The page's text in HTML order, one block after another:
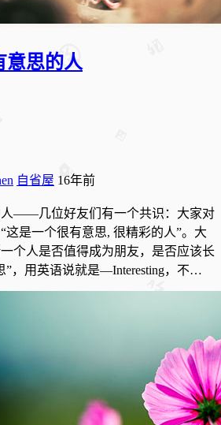
意思的人
自省屋 16年前
人——几位好友们有一个共识：大家对
这是一个很有意思, 很精彩的人”。大
个人是否值得成为朋友，是否应该长
”，用英语说就是—Interesting，不…